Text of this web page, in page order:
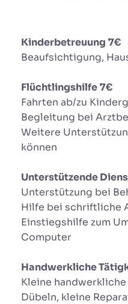
Kinderbetreuung 7€
Beaufsichtigung,
Flüchtlingshilfe7€
Fahrten ab/zu
Begleitung bei
Weitere
können
Unterstützende
Unterstützung bei
Hilfe bei schriftliche
Einstiegshilfe zum
Computer
Handwerkliche
Kleine
Dübeln, kleine